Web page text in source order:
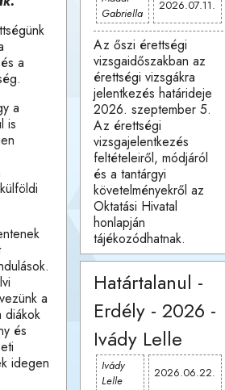
a
a
is
a
diákok
és
idegen
Gabriella
2026.07.11.
Az őszi érettségi
vizsgaidőszakban az
érettségi vizsgákra
jelentkezés határideje
2026. szeptember 5.
Az érettségi
vizsgajelentkezés
feltételeiről, módjáról
és a tantárgyi
követelményekről az
Oktatási Hivatal
honlapján
tájékozódhatnak.
Határtalanul -
Erdély - 2026 -
Ivády Lelle
Ivády
Lelle
2026.06.22.